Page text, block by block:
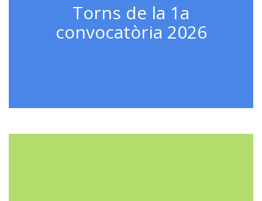
Torns de la 1a
convocatòria 2026